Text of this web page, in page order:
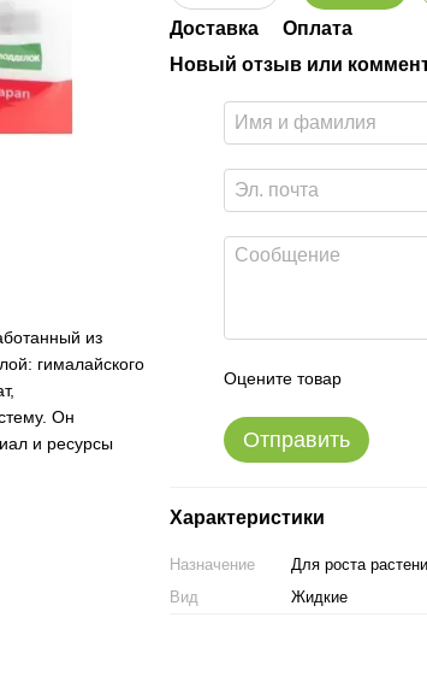
из
гималайского
Он
и ресурсы
Доставка
Оплата
Новый отзыв или
Оцените товар
Отправить
Характеристики
Назначение
Для роста
Вид
Жидкие